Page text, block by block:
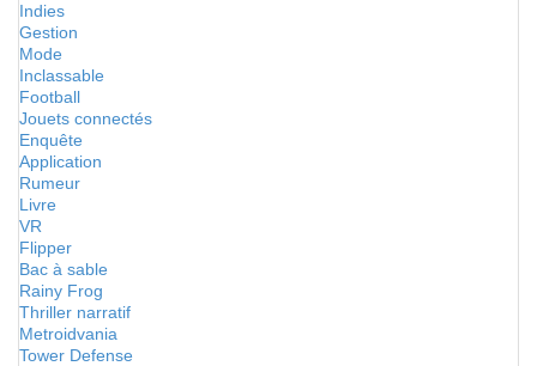
Indies
Gestion
Mode
Inclassable
Football
Jouets connectés
Enquête
Application
Rumeur
Livre
VR
Flipper
Bac à sable
Rainy Frog
Thriller narratif
Metroidvania
Tower Defense